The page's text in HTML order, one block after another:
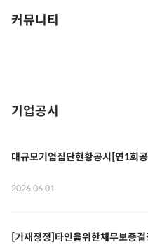
커뮤니티
기업공시
대규모기업집단현황공시[연1회
2026.06.01
[기재정정]타인을위한채무보증결